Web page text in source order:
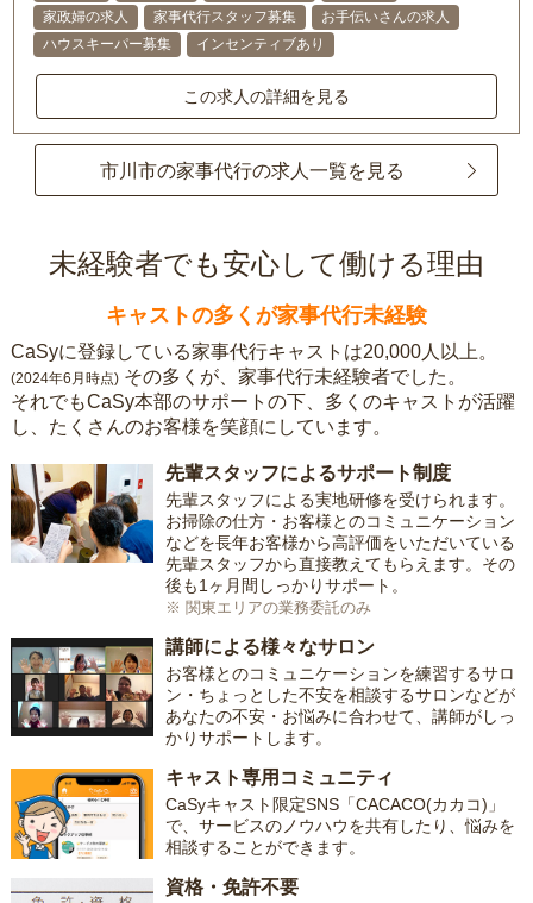
家政婦の求人
家事代行スタッフ募集
お手伝いさんの求人
ハウスキーパー募集
インセンティブあり
この求人の詳細を見る
市川市の家事代行の求人一覧を見る
未経験者でも安心して働ける理由
キャストの多くが家事代行未経験
CaSyに登録している家事代行キャストは20,000人以上。
(2024年6月時点) その多くが、家事代行未経験者でした。
それでもCaSy本部のサポートの下、多くのキャストが活躍
し、たくさんのお客様を笑顔にしています。
先輩スタッフによるサポート制度
先輩スタッフによる実地研修を受けられます。
お掃除の仕方・お客様とのコミュニケーション
などを長年お客様から高評価をいただいている
先輩スタッフから直接教えてもらえます。その
後も1ヶ月間しっかりサポート。
※ 関東エリアの業務委託のみ
講師による様々なサロン
お客様とのコミュニケーションを練習するサロ
ン・ちょっとした不安を相談するサロンなどが
あなたの不安・お悩みに合わせて、講師がしっ
かりサポートします。
キャスト専用コミュニティ
CaSyキャスト限定SNS「CACACO(カカコ)」
で、サービスのノウハウを共有したり、悩みを
相談することができます。
資格・免許不要